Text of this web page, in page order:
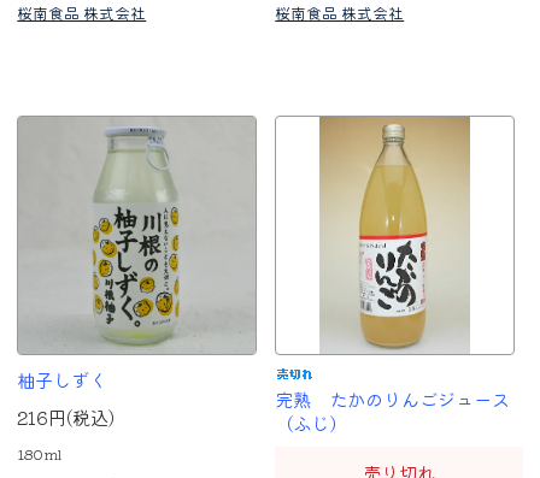
桜南食品 株式会社 桜南食品 株式会社
柚子しずく
216円(税込)
180ml
完熟 たかのりんごジュース
（ふじ）
売り切れ